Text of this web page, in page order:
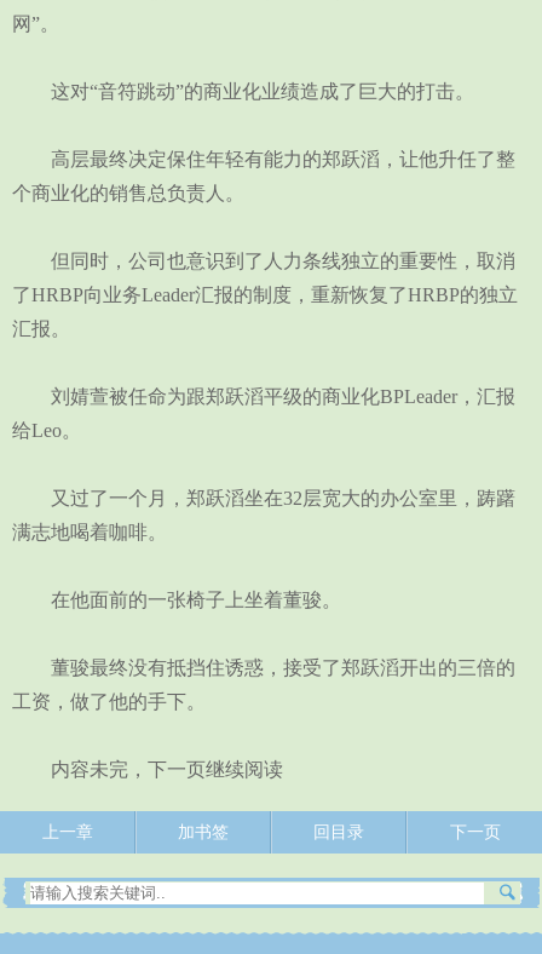
网”。
这对“音符跳动”的商业化业绩造成了巨大的打击。
高层最终决定保住年轻有能力的郑跃滔，让他升任了整
个商业化的销售总负责人。
但同时，公司也意识到了人力条线独立的重要性，取消
了HRBP向业务Leader汇报的制度，重新恢复了HRBP的独立
汇报。
刘婧萱被任命为跟郑跃滔平级的商业化BPLeader，汇报
给Leo。
又过了一个月，郑跃滔坐在32层宽大的办公室里，踌躇
满志地喝着咖啡。
在他面前的一张椅子上坐着董骏。
董骏最终没有抵挡住诱惑，接受了郑跃滔开出的三倍的
工资，做了他的手下。
内容未完，下一页继续阅读
上一章 加书签 回目录 下一页